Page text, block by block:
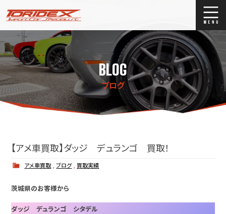
ブログ
Stock list
ストックリスト
買取
BLOG
ブログ
【アメ車買取】ダッジ デュランゴ 買取！
アメ車買取 ,ブログ, 買取実績
茨城県のお客様から
ダッジ デュランゴ シタデル